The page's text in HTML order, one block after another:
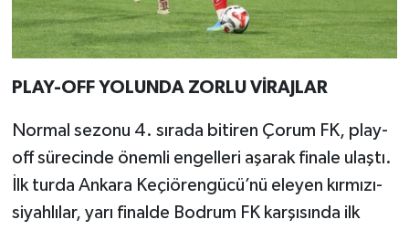
PLAY-OFF YOLUNDA ZORLU VİRAJLAR
Normal sezonu 4. sırada bitiren Çorum FK, play-
off sürecinde önemli engelleri aşarak finale ulaştı.
İlk turda Ankara Keçiörengücü’nü eleyen kırmızı-
siyahlılar, yarı finalde Bodrum FK karşısında ilk